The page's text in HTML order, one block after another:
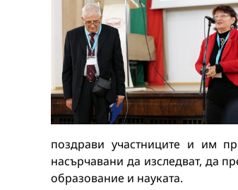
поздрави участниците и им
насърчавани да изследват, да
образование и науката.